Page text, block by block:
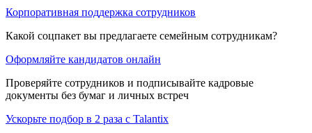
Корпоративная поддержка сотрудников
Какой соцпакет вы предлагаете семейным сотрудникам?
Оформляйте кандидатов онлайн
Проверяйте сотрудников и подписывайте кадровые
документы без бумаг и личных встреч
Ускорьте подбор в 2 раза с Talantix